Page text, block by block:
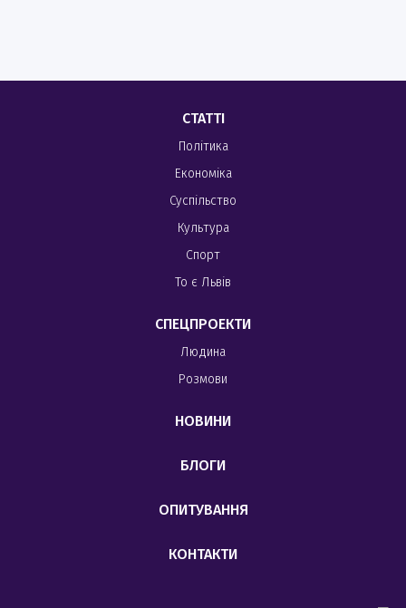
СТАТТІ
Політика
Економіка
Суспільство
Культура
Спорт
То є Львів
СПЕЦПРОЕКТИ
Людина
Розмови
НОВИНИ
БЛОГИ
ОПИТУВАННЯ
КОНТАКТИ